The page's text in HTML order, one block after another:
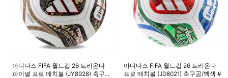
아디다스 FIFA 월드컵 26 트리온다
파이널 프로 매치볼 (JY8928) 축구공/
아디다스 FIFA 월드컵 26 트리온다
프로 매치볼 (JD8021) 축구공/백색 #